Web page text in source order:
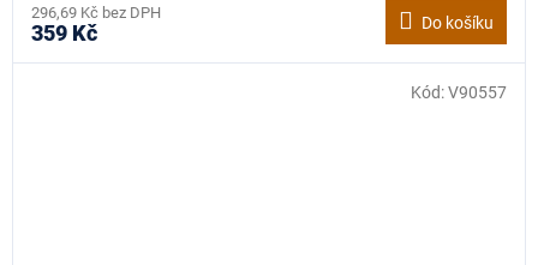
296,69 Kč bez DPH
359 Kč Do košíku
Kód:V90557